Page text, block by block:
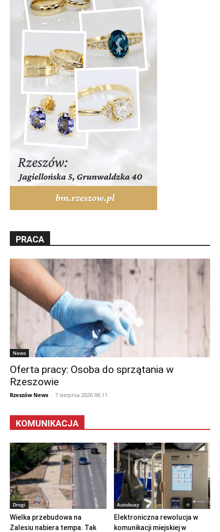
PRACA
News
Oferta pracy: Osoba do sprzątania w
Rzeszowie
Rzeszów News - 7 sierpnia 2026 06:11
KOMUNIKACJA
Drogi
Wielka przebudowa na
Zalesiu nabiera tempa. Tak
Autobusy
Elektroniczna rewolucja w
komunikacji miejskiej w